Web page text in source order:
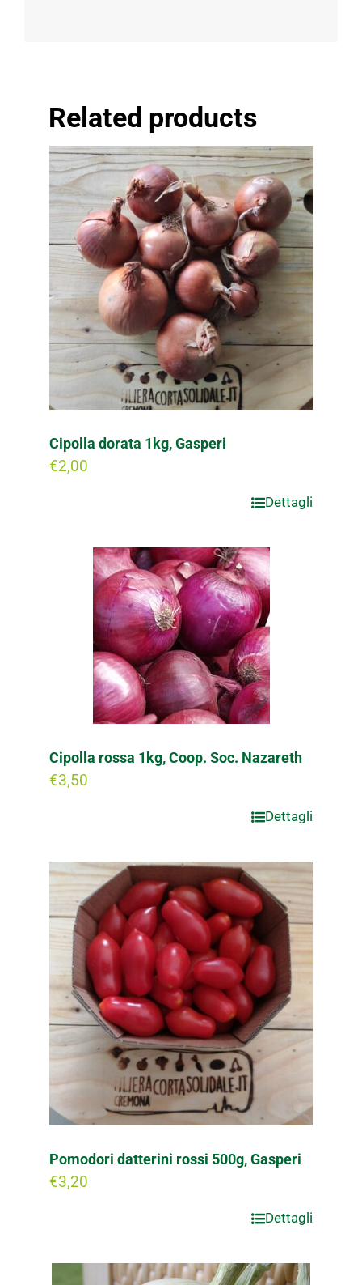
Related products
Cipolla dorata 1kg, Gasperi
€2,00
Dettagli
Cipolla rossa 1kg, Coop. Soc. Nazareth
€3,50
Dettagli
Pomodori datterini rossi 500g, Gasperi
€3,20
Dettagli